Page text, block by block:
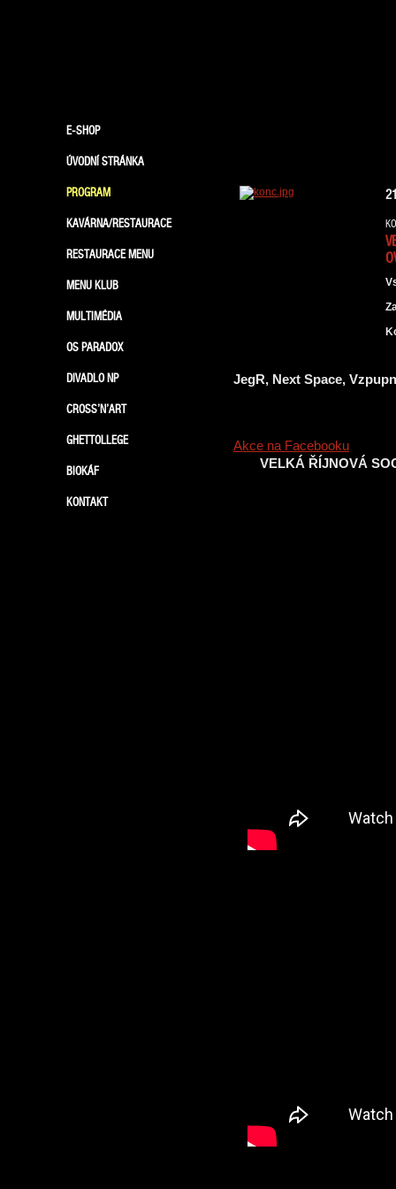
E-SHOP
ÚVODNÍ STRÁNKA
PROGRAM
KAVÁRNA/RESTAURACE
RESTAURACE MENU
MENU KLUB
MULTIMÉDIA
OS PARADOX
DIVADLO NP
CROSS’N’ART
GHETTOLLEGE
BIOKÁF
KONTAKT
JegR, Next Space,
Akce na Facebooku
VELKÁ ŘÍJNOVÁ